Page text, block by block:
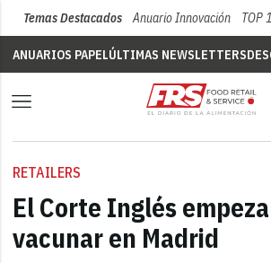
Temas Destacados Anuario Innovación TOP
ANUARIOS PAPELÚLTIMAS NEWSLETTERS
RETAILERS
El Corte Inglés
vacunar en Madrid